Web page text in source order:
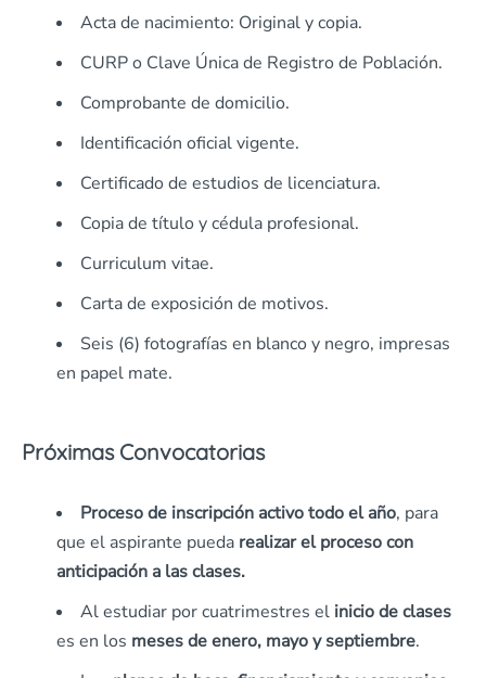
Acta de nacimiento: Original y copia.
CURP o Clave Única de Registro de Población.
Comprobante de domicilio.
Identificación oficial vigente.
Certificado de estudios de licenciatura.
Copia de título y cédula profesional.
Curriculum vitae.
Carta de exposición de motivos.
Seis (6) fotografías en blanco y negro, impresas
en papel mate.
Próximas Convocatorias
Proceso de inscripción activo todo el año, para
que el aspirante pueda realizar el proceso con
anticipación a las clases.
Al estudiar por cuatrimestres el inicio de clases
es en los meses de enero, mayo y septiembre.